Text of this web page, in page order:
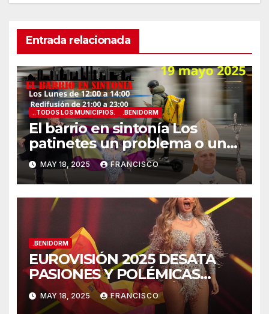
Entrada relacionada
..TODOS LOS MUNICIPIOS. .BENIDORM
El barrio en sintonía Los
patinetes un problema o una
solución?
MAY 18, 2025 FRANCISCO
.BENIDORM
EUROVISIÓN 2025 DESATA
PASIONES Y POLÉMICAS
DESDE LA COSTA MÁS
FESTIVA DE ESPAÑA!
MAY 18, 2025 FRANCISCO